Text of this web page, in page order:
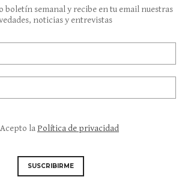
boletín semanal y recibe en tu email nuestras
noticias y entrevistas
Acepto la Política de privacidad
SUSCRIBIRME